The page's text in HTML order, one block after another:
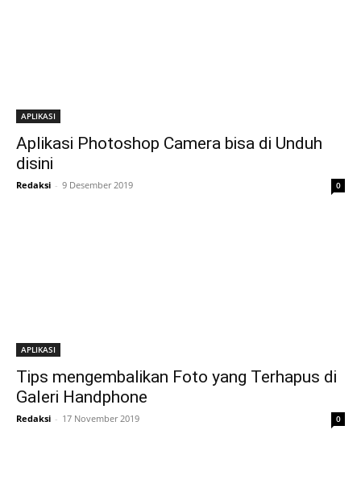
APLIKASI
Aplikasi Photoshop Camera bisa di Unduh
disini
Redaksi - 9 Desember 2019 0
APLIKASI
Tips mengembalikan Foto yang Terhapus di
Galeri Handphone
Redaksi - 17 November 2019 0